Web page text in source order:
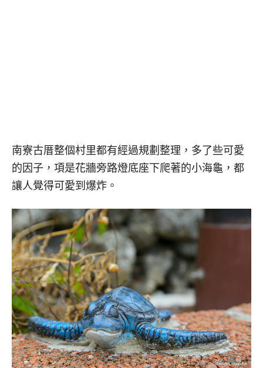
南寮古厝整個村里都有經過規劃整理，多了些可愛
的因子，項是花牆旁路燈底座下爬著的小海龜，都
讓人覺得可愛到爆炸。